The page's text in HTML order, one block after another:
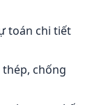
toán chi tiết
chống